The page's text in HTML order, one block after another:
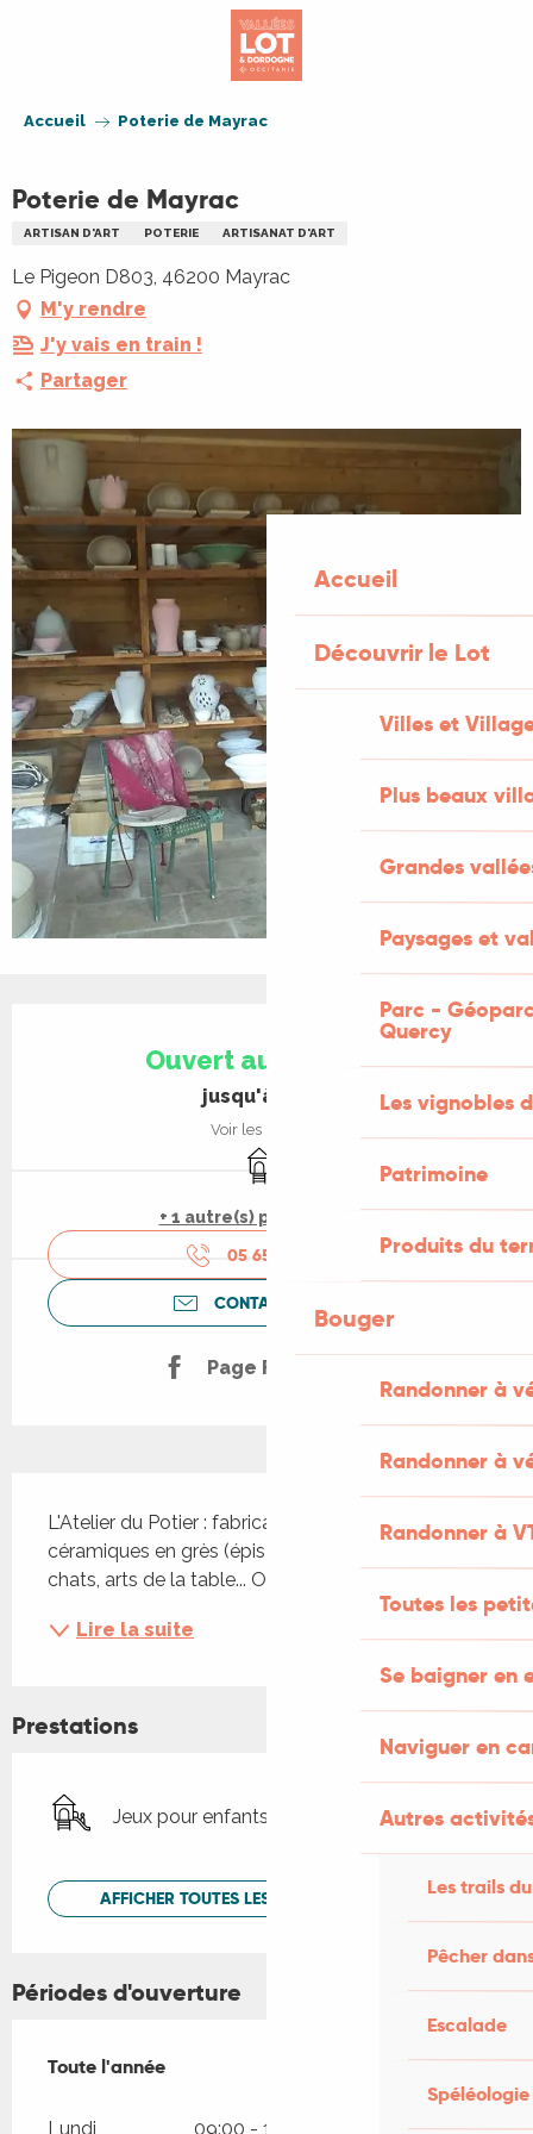
Accueil
Découvrir le Lot
Villes et
Plus beaux
Grandes
Paysages et
Parc -
Quercy
Les vignobles
Patrimoine
Produits du
Bouger
Randonner à
Randonner à
Randonner à
Toutes les
Se baigner en
Naviguer en
Autres
Les trails
Pêcher
Escalade
Spéléologie
Accueil Poterie de Mayrac
Poterie de Mayrac
ARTISAN D'ART POTERIE ARTISANAT D'ART
Le Pigeon D803, 46200 Mayrac
M'y rendre
J'y vais en train !
Partager
Ouverture et coordonnées
Ouvert aujourd'hui
jusqu'à 19:00
Voir les horaires
Jeux pour enfants / Espace jeux
+ 1 autre(s) prestation(s)
05 65 27 20
CONTACTEZ-NOUS
Page Facebook
L'Atelier du Potier : fabrication et expo-vente de
céramiques en grès (épis de faîtage, vasques,
chats, arts de la table... Ouvert toute l'année.
Lire la suite
Prestations
Jeux pour enfants / Espace jeux
AFFICHER TOUTES LES PRESTATIONS
Périodes d'ouverture
Toute l'année
Toute l'année
Lundi 09:00 - 19:00 09:00 - 19:00